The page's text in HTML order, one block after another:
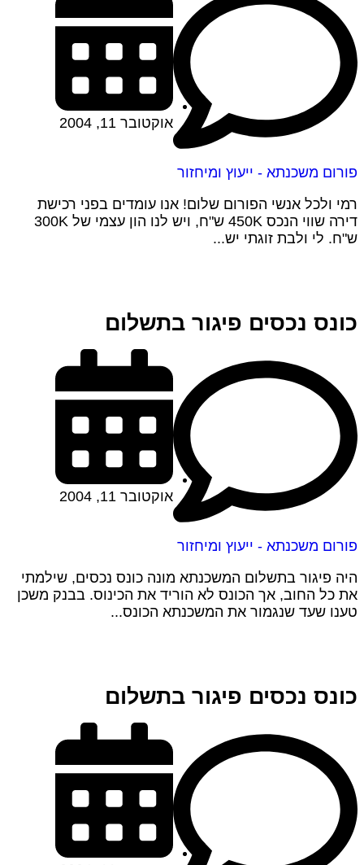
פורום משכנתא - ייעוץ ומיחזור
אוקטובר 11, 2004
רמי ולכל אנשי הפורום שלום! אנו עומדים בפני רכישת
דירה שווי הנכס 450K ש"ח, ויש לנו הון עצמי של 300K
ש"ח. לי ולבת זוגתי יש...
כונס נכסים פיגור בתשלום
פורום משכנתא - ייעוץ ומיחזור
אוקטובר 11, 2004
היה פיגור בתשלום המשכנתא מונה כונס נכסים, שילמתי
את כל החוב, אך הכונס לא הוריד את הכינוס. בבנק משכן
טענו שעד שנגמור את המשכנתא הכונס...
כונס נכסים פיגור בתשלום